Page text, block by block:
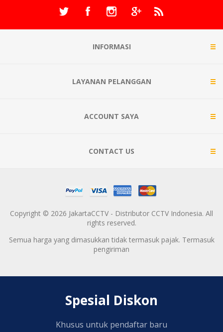
INFORMASI
LAYANAN PELANGGAN
ACCOUNT SAYA
CONTACT US
Copyright © 2026 JakartaCCTV - Distributor CCTV Indonesia. All
rights reserved.
Semua harga yang dimasukkan tidak termasuk pajak. Termasuk
pengiriman
Spesial Diskon
Khusus untuk pendaftar baru